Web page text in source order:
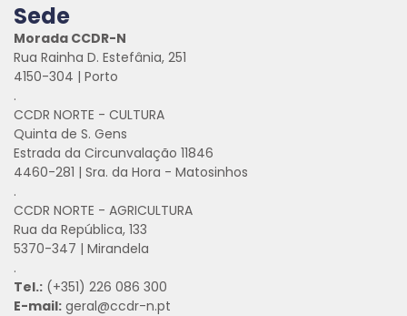
Sede
Morada CCDR-N
Rua Rainha D. Estefânia, 251
4150-304 | Porto
.
CCDR NORTE - CULTURA
Quinta de S. Gens
Estrada da Circunvalação 11846
4460-281 | Sra. da Hora - Matosinhos
.
CCDR NORTE - AGRICULTURA
Rua da República, 133
5370-347 | Mirandela
.
Tel.: (+351) 226 086 300
E-mail: geral@ccdr-n.pt